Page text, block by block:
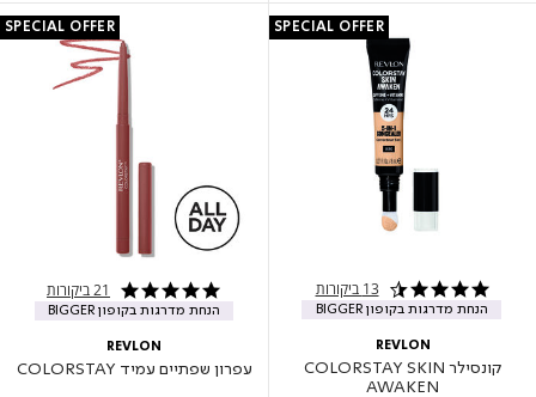
4.5 star rating 13 ביקורות
הנחת מדרגות בקופון BIGGER
SPECIAL OFFER
REVLON
קונסילר COLORSTAY SKIN
AWAKEN
4.8 star rating 21 ביקורות
הנחת מדרגות בקופון BIGGER
SPECIAL OFFER
REVLON
עפרון שפתיים עמיד COLORSTAY